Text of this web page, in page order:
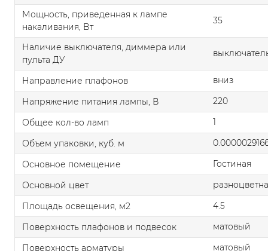
Мощность, приведенная к лампе
накаливания, Вт
35
Наличие выключателя, диммера или
пульта ДУ
Направление плафонов
вниз
Напряжение питания лампы, В
220
Общее кол-во ламп
1
Объем упаковки, куб. м
Основное помещение
Гостиная
Основной цвет
Площадь освещения, м2
4.5
Поверхность плафонов и подвесок
матовый
Поверхность арматуры
матовый